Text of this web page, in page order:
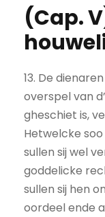
(Cap.
13. De
overspel van
gheschiet is,
Hetwelcke
sullen sij wel
goddelicke
sullen sij hen
oordeel ende